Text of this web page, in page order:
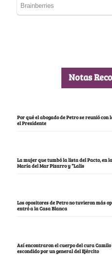
Notas
Por qué el abogado de Petro se reunió
el Presidente
La mujer que tumbó la lista del Pacto, en
María del Mar Pizarro y “Lalis
Los opositores de Petro no tuvieron más
entró a la Casa Blanca
Así encontraron el cuerpo del cura Camilo
escondido por un general del Ejército